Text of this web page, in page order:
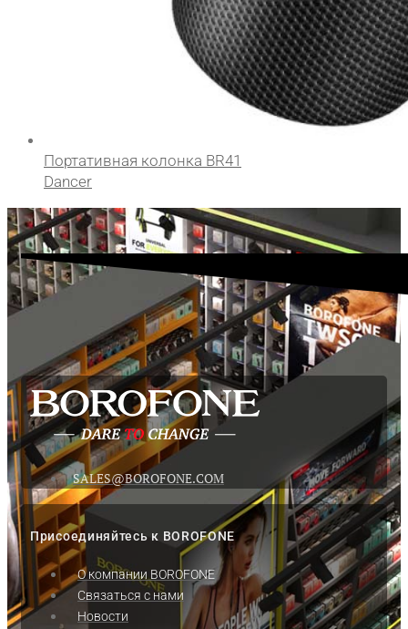
Портативная колонка BR41
Dancer
SALES@BOROFONE.COM
Присоединяйтесь к BOROFONE
О компании BOROFONE
Связаться с нами
Новости